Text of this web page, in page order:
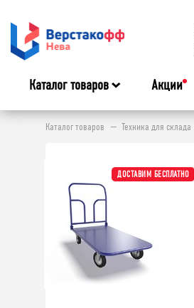
Каталог товаров Акции
Каталог товаров Техника для склада
ДОСТАВИМ БЕСПЛАТНО